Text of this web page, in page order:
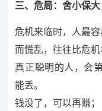
三、危局：舍小保
危机来临时，人最容
而慌乱，往往比危机
真正聪明的人，会
能丢。
钱没了，可以再赚；